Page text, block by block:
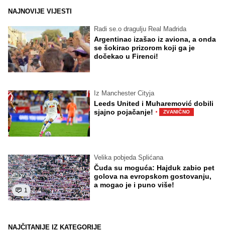
NAJNOVIJE VIJESTI
Radi se.o dragulju Real Madrida
Argentinac izašao iz aviona, a onda
se šokirao prizorom koji ga je
dočekao u Firenci!
Iz Manchester Cityja
Leeds United i Muharemović dobili
sjajno pojačanje! · ZVANIČNO
1
Velika pobjeda Splićana
Čuda su moguća: Hajduk zabio pet
golova na evropskom gostovanju,
a mogao je i puno više!
NAJČITANIJE IZ KATEGORIJE